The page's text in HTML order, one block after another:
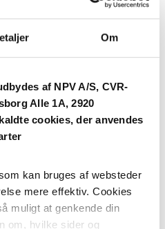
Om
af NPV A/S, CVR-
Alle 1A, 2920
cookies, der anvendes
kan bruges af websteder
mere effektiv. Cookies
muligt at genkende din
om, hvilke sider og
findes på
på Engholmene i
dyster på